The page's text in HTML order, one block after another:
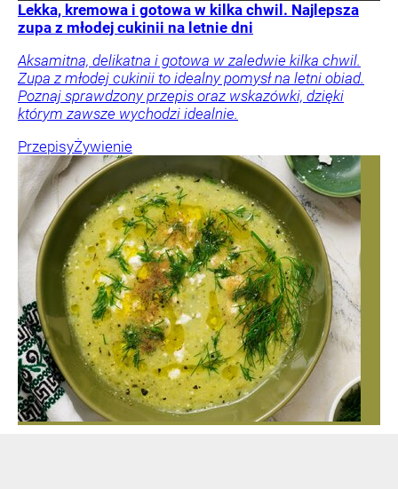
Lekka, kremowa i gotowa w kilka chwil. Najlepsza
zupa z młodej cukinii na letnie dni
Aksamitna, delikatna i gotowa w zaledwie kilka chwil.
Zupa z młodej cukinii to idealny pomysł na letni obiad.
Poznaj sprawdzony przepis oraz wskazówki, dzięki
którym zawsze wychodzi idealnie.
PrzepisyŻywienie